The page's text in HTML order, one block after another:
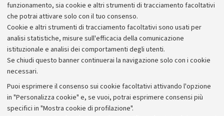
funzionamento, sia cookie e altri strumenti di tracciamento facoltativi
che potrai attivare solo con il tuo consenso.
Cookie e altri strumenti di tracciamento facoltativi sono usati per
analisi statistiche, misure sull'efficacia della comunicazione
istituzionale e analisi dei comportamenti degli utenti.
Se chiudi questo banner continuerai la navigazione solo con i cookie
necessari.
Puoi esprimere il consenso sui cookie facoltativi attivando l'opzione
in "Personalizza cookie" e, se vuoi, potrai esprimere consensi più
specifici in "Mostra cookie di profilazione".
Archivio
Comunicati stampa